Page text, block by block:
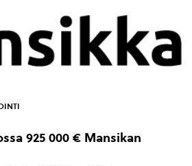
925 000 € Mansikan